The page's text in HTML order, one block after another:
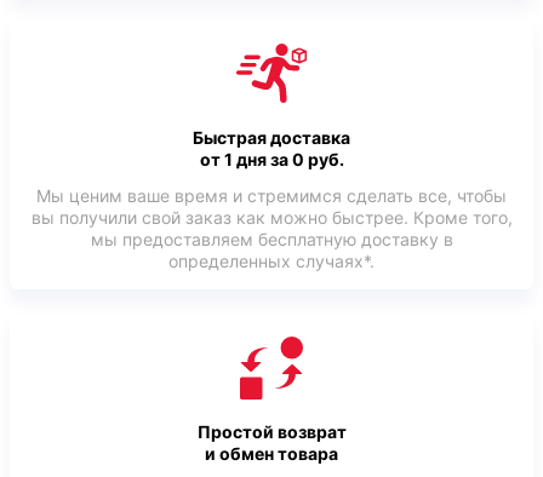
Быстрая доставка
от 1 дня за 0 руб.
Мы ценим ваше время и стремимся сделать все, чтобы
вы получили свой заказ как можно быстрее. Кроме того,
мы предоставляем бесплатную доставку в
определенных случаях*.
Простой возврат
и обмен товара